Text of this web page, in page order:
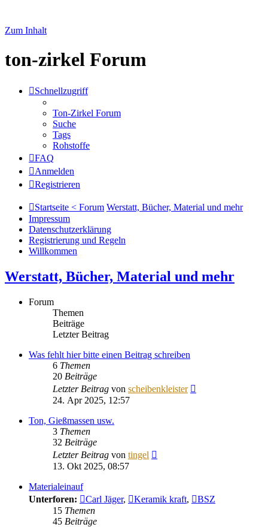
Zum Inhalt
ton-zirkel Forum
Schnellzugriff
Ton-Zirkel Forum
Suche
Tags
Rohstoffe
FAQ
Anmelden
Registrieren
Startseite < Forum Werstatt, Bücher, Material und mehr
Impressum
Datenschutzerklärung
Registrierung und Regeln
Willkommen
Werstatt, Bücher, Material und mehr
Forum
Themen
Beiträge
Letzter Beitrag
Was fehlt hier bitte einen Beitrag schreiben
6 Themen
20 Beiträge
Letzter Beitrag von scheibenkleister
24. Apr 2025, 12:57
Ton, Gießmassen usw.
3 Themen
32 Beiträge
Letzter Beitrag von tingel
13. Okt 2025, 08:57
Materialeinauf
Unterforen:
Carl Jäger, Keramik kraft,
BSZ
15 Themen
45 Beiträge